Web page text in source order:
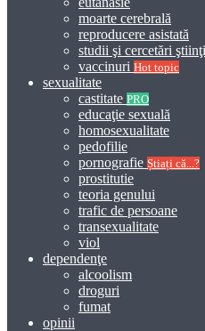
moarte cerebrală
reproducere asistată
studii şi cercetări
vaccinuri Hot topic
sexualitate
castitate PRO
educaţie sexuală
homosexualitate
pedofilie
pornografie Știați că...?
prostitutie
teoria genului
trafic de persoane
transexualitate
viol
dependenţe
alcoolism
droguri
fumat
opinii